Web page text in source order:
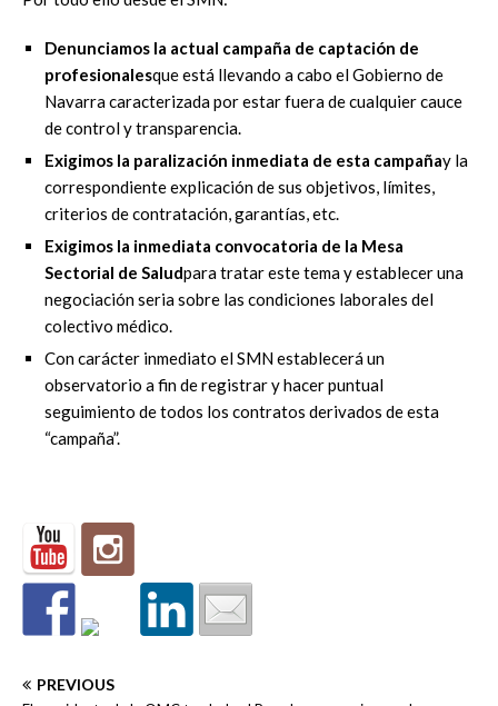
Denunciamos la actual campaña de captación de
profesionalesque está llevando a cabo el Gobierno de
Navarra caracterizada por estar fuera de cualquier cauce
de control y transparencia.
Exigimos la paralización inmediata de esta campañay la
correspondiente explicación de sus objetivos, límites,
criterios de contratación, garantías, etc.
Exigimos la inmediata convocatoria de la Mesa
Sectorial de Saludpara tratar este tema y establecer una
negociación seria sobre las condiciones laborales del
colectivo médico.
Con carácter inmediato el SMN establecerá un
observatorio a fin de registrar y hacer puntual
seguimiento de todos los contratos derivados de esta
“campaña”.
PREVIOUS